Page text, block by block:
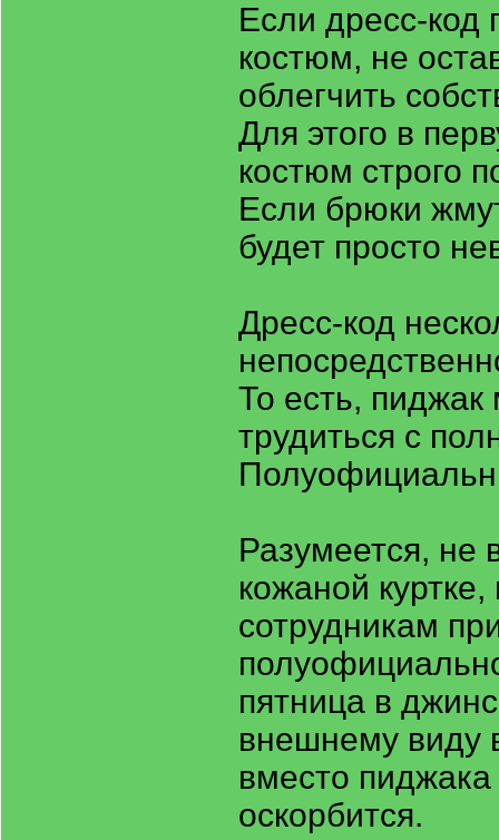
Если дресс-код
костюм, не
облегчить
Для этого в
костюм строго
Если брюки
будет просто
Дресс-код
То есть, пиджак
трудиться с
Разумеется, не
кожаной
сотрудникам
пятница в
внешнему виду
вместо
оскорбится.